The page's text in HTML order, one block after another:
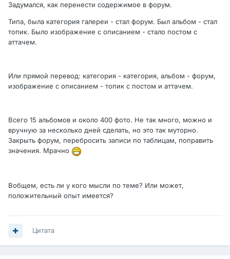
Задумался, как перенести содержимое в форум.
Типа, была категория галереи - стал форум. Был альбом - стал
топик. Было изображение с описанием - стало постом с
аттачем.
Или прямой перевод: категория - категория, альбом - форум,
изображение с описанием - топик с постом и аттачем.
Всего 15 альбомов и около 400 фото. Не так много, можно и
вручную за несколько дней сделать, но это так муторно.
Закрыть форум, перебросить записи по таблицам, поправить
значения. Мрачно
Вобщем, есть ли у кого мысли по теме? Или может,
положительный опыт имеется?
Цитата